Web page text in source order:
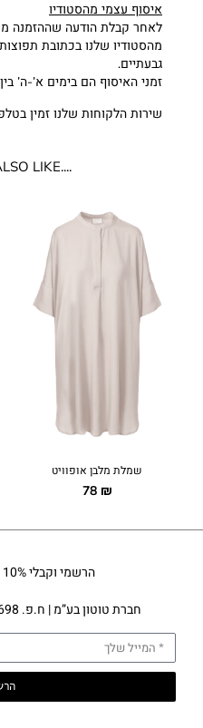
איסוף עצמי מהסטודיו
לאחר קבלת הודעה שההזמנה
גבעתיים.
זמני האיסוף הם בימים א’-ה’ בין השעות
שירות הלקוחות שלנו זמין בטלפון
....YOU MAY ALSO LIKE
שמלת מלבן אופוויט
78 ₪
הרשמי וקבלי 10% הנחה לקניה באתר.
חברת טוטון בע”מ | ח.פ. 515597698 | חורגין 39, רמת גן